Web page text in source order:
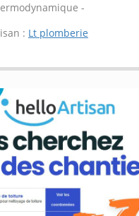
-
: Lt plomberie